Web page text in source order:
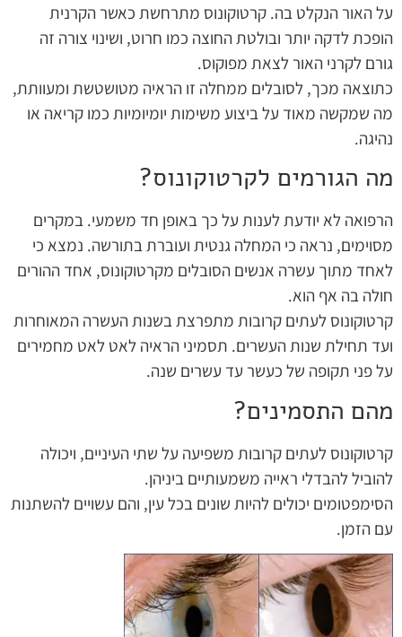
על האור הנקלט בה. קרטוקונוס מתרחשת כאשר הקרנית
הופכת לדקה יותר ובולטת החוצה כמו חרוט, ושינוי צורה זה
גורם לקרני האור לצאת מפוקוס.
כתוצאה מכך, לסובלים ממחלה זו הראיה מטושטשת ומעוותת,
מה שמקשה מאוד על ביצוע משימות יומיומיות כמו קריאה או
נהיגה.
מה הגורמים לקרטוקונוס?
הרפואה לא יודעת לענות על כך באופן חד משמעי. במקרים
מסוימים, נראה כי המחלה גנטית ועוברת בתורשה. נמצא כי
לאחד מתוך עשרה אנשים הסובלים מקרטוקונוס, אחד ההורים
חולה בה אף הוא.
קרטוקונוס לעתים קרובות מתפרצת בשנות העשרה המאוחרות
ועד תחילת שנות העשרים. תסמיני הראיה לאט לאט מחמירים
על פני תקופה של כעשר עד עשרים שנה.
מהם התסמינים?
קרטוקונוס לעתים קרובות משפיעה על שתי העיניים, ויכולה
להוביל להבדלי ראייה משמעותיים ביניהן.
הסימפטומים יכולים להיות שונים בכל עין, והם עשויים להשתנות
עם הזמן.